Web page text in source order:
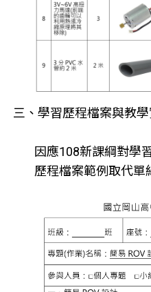
三、學習歷程檔案與教
因應108新課綱對學
歷程檔案範例取代單